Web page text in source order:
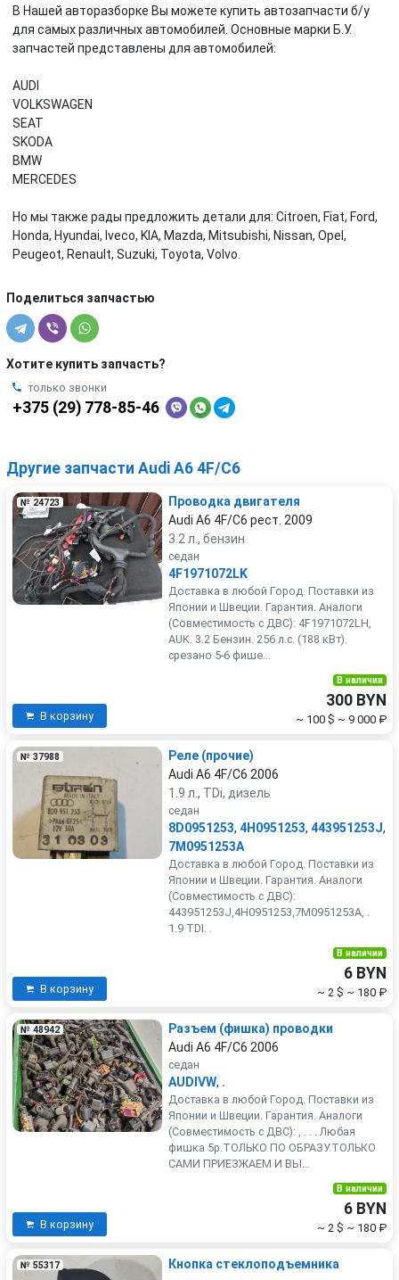
В Нашей авторазборке Вы можете купить автозапчасти б/у
для самых различных автомобилей. Основные марки Б.У.
запчастей представлены для автомобилей:
AUDI
VOLKSWAGEN
SEAT
SKODA
BMW
MERCEDES
Но мы также рады предложить детали для: Citroen, Fiat, Ford,
Honda, Hyundai, Iveco, KIA, Mazda, Mitsubishi, Nissan, Opel,
Peugeot, Renault, Suzuki, Toyota, Volvo.
Поделиться запчастью
Хотите купить запчасть?
только звонки
+375 (29) 778-85-46
Другие запчасти Audi A6 4F/C6
№ 24723
Проводка двигателя
Audi A6 4F/C6 рест. 2009
3.2 л., бензин
седан
4F1971072LK
Доставка в любой Город. Поставки из
Японии и Швеции. Гарантия. Аналоги
(Совместимость с ДВС): 4F1971072LH,
AUK. 3.2 Бензин. 256 л.с. (188 кВт).
срезано 5-6 фише...
В корзину
В наличии
300 BYN
~ 100 $ ~ 9 000 ₽
№ 37988
Реле (прочие)
Audi A6 4F/C6 2006
1.9 л., TDi, дизель
седан
8D0951253, 4H0951253, 443951253J,
7M0951253A
Доставка в любой Город. Поставки из
Японии и Швеции. Гарантия. Аналоги
(Совместимость с ДВС):
443951253J,4H0951253,7M0951253A, .
1.9 TDI. .
В корзину
В наличии
6 BYN
~ 2 $ ~ 180 ₽
№ 48942
Разъем (фишка) проводки
Audi A6 4F/C6 2006
седан
AUDIVW, .
Доставка в любой Город. Поставки из
Японии и Швеции. Гарантия. Аналоги
(Совместимость с ДВС): , . . . Любая
фишка 5р.ТОЛЬКО ПО ОБРАЗУ.ТОЛЬКО
САМИ ПРИЕЗЖАЕМ И ВЫ...
В корзину
В наличии
6 BYN
~ 2 $ ~ 180 ₽
№ 55317
Кнопка стеклоподъемника